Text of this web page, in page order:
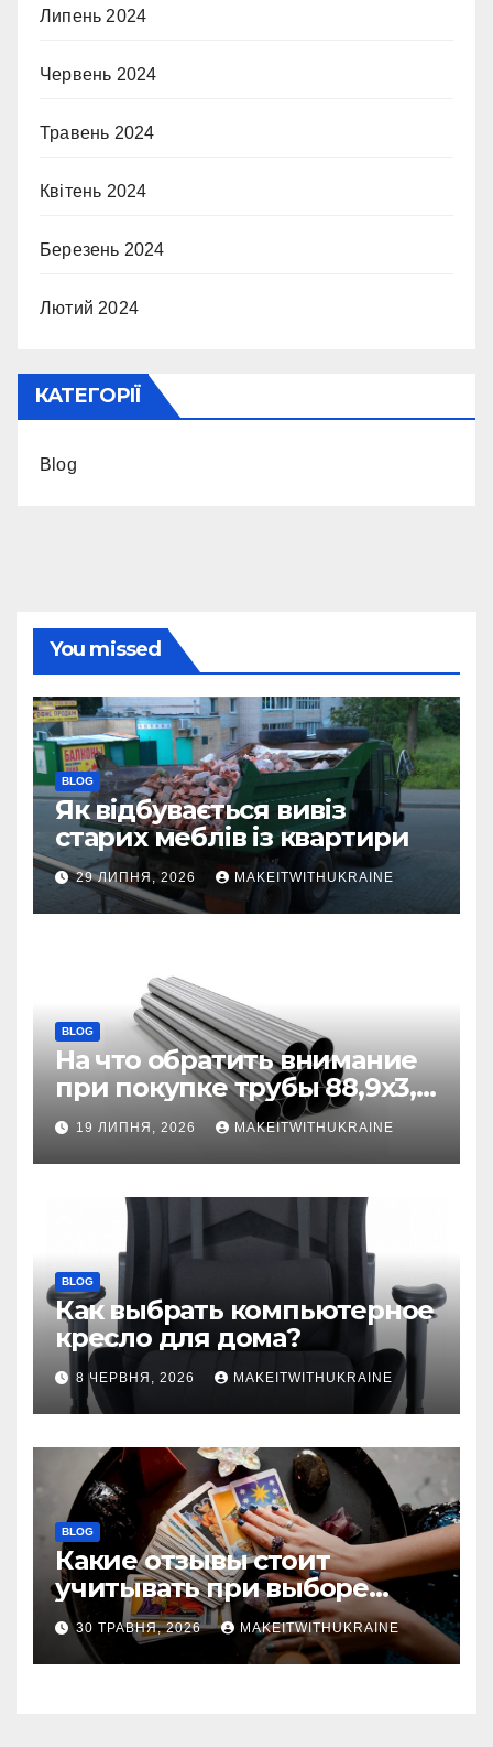
Липень 2024
Червень 2024
Травень 2024
Квітень 2024
Березень 2024
Лютий 2024
КАТЕГОРІЇ
Blog
You missed
BLOG
Як відбувається вивіз
старих меблів із квартири
29 ЛИПНЯ, 2026 MAKEITWITHUKRAINE
BLOG
На что обратить внимание
при покупке трубы 88,9х3,2
бесшовной
19 ЛИПНЯ, 2026 MAKEITWITHUKRAINE
BLOG
Как выбрать компьютерное
кресло для дома?
8 ЧЕРВНЯ, 2026 MAKEITWITHUKRAINE
BLOG
Какие отзывы стоит
учитывать при выборе
гадалки в Казахстане?
30 ТРАВНЯ, 2026 MAKEITWITHUKRAINE